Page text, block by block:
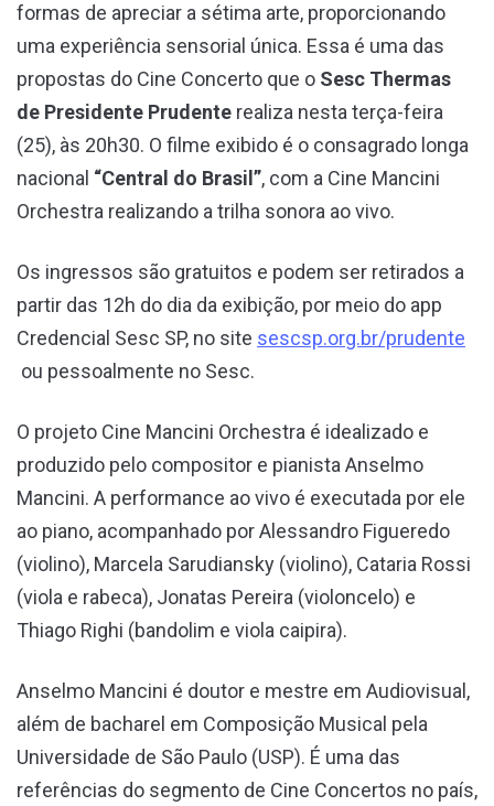
formas de apreciar a sétima arte, proporcionando
uma experiência sensorial única. Essa é uma das
propostas do Cine Concerto que o Sesc Thermas
de Presidente Prudente realiza nesta terça-feira
(25), às 20h30. O filme exibido é o consagrado longa
nacional “Central do Brasil”, com a Cine Mancini
Orchestra realizando a trilha sonora ao vivo.
Os ingressos são gratuitos e podem ser retirados a
partir das 12h do dia da exibição, por meio do app
Credencial Sesc SP, no site sescsp.org.br/prudente
ou pessoalmente no Sesc.
O projeto Cine Mancini Orchestra é idealizado e
produzido pelo compositor e pianista Anselmo
Mancini. A performance ao vivo é executada por ele
ao piano, acompanhado por Alessandro Figueredo
(violino), Marcela Sarudiansky (violino), Cataria Rossi
(viola e rabeca), Jonatas Pereira (violoncelo) e
Thiago Righi (bandolim e viola caipira).
Anselmo Mancini é doutor e mestre em Audiovisual,
além de bacharel em Composição Musical pela
Universidade de São Paulo (USP). É uma das
referências do segmento de Cine Concertos no país,